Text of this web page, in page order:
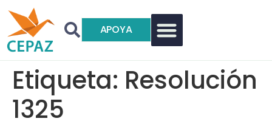
APOYA
Etiqueta: Resolución
1325